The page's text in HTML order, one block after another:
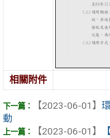
相關附件
【2023-06-01】
動
【2023-06-01】